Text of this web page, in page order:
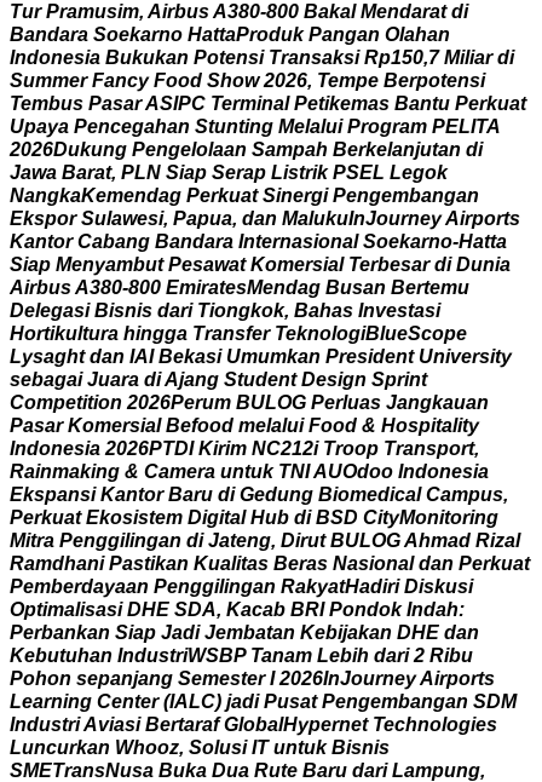
Tur Pramusim, AirbusA380-800 Bakal Mendarat di
Bandara Soekarno HattaProduk Pangan Olahan
Indonesia Bukukan Potensi Transaksi Rp150,7 Miliar di
Summer Fancy Food Show 2026, Tempe Berpotensi
Tembus PasarASIPC Terminal Petikemas Bantu Perkuat
Upaya Pencegahan Stunting Melalui Program PELITA
2026Dukung Pengelolaan Sampah Berkelanjutan di
Jawa Barat, PLN Siap Serap Listrik PSEL Legok
NangkaKemendag Perkuat Sinergi Pengembangan
Ekspor Sulawesi, Papua, dan MalukuInJourneyAirports
Kantor Cabang Bandara Internasional Soekarno-Hatta
Siap Menyambut Pesawat Komersial Terbesar di Dunia
AirbusA380-800 EmiratesMendag Busan Bertemu
Delegasi Bisnis dari Tiongkok, Bahas Investasi
Hortikultura hingga Transfer TeknologiBlueScope
Lysaght dan IAI Bekasi Umumkan President University
sebagai Juara diAjang Student Design Sprint
Competition 2026Perum BULOG Perluas Jangkauan
Pasar Komersial Befood melalui Food & Hospitality
Indonesia 2026PTDI Kirim NC212i Troop Transport,
Rainmaking & Camera untuk TNIAUOdoo Indonesia
Ekspansi Kantor Baru di Gedung Biomedical Campus,
Perkuat Ekosistem Digital Hub di BSD CityMonitoring
Mitra Penggilingan di Jateng, Dirut BULOGAhmad Rizal
Ramdhani Pastikan Kualitas Beras Nasional dan Perkuat
Pemberdayaan Penggilingan RakyatHadiri Diskusi
Optimalisasi DHE SDA, Kacab BRI Pondok Indah:
Perbankan Siap Jadi Jembatan Kebijakan DHE dan
Kebutuhan IndustriWSBP Tanam Lebih dari 2 Ribu
Pohon sepanjang Semester I 2026InJourneyAirports
Learning Center (IALC) jadi Pusat Pengembangan SDM
IndustriAviasi Bertaraf GlobalHypernet Technologies
Luncurkan Whooz, Solusi IT untuk Bisnis
SMETransNusa Buka Dua Rute Baru dari Lampung,